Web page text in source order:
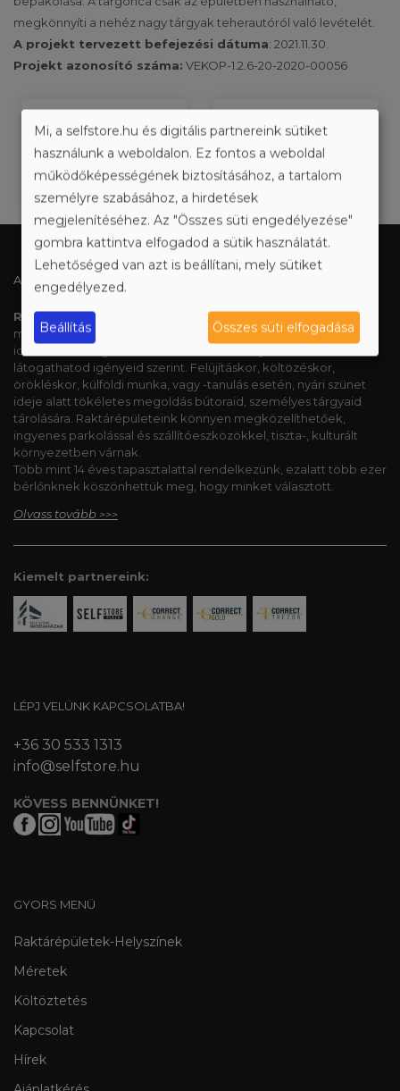
megkönnyíti a nehéz nagy tárgyak teherautóról való levételét.
A projekt tervezett befejezési dátuma: 2021.11.30.
Projekt azonosító száma: VEKOP-1.2.6-20-2020-00056
MODERN ÜZLETI ÉS
KIHÍVÁSOKHOZ
VALÓ
ALKALMAZKODÁST
SEGÍTŐ
FEJLESZTÉSEK
ENERGIA
HATÉKONYSÁGI
BERUHÁZÁS
A RAKTÁRBÉRLÉSRŐL
Raktár bérlés
Budapesten és Debrecenben
magánszemélyek és cégek számára, már 2 hetes bérlési
időtől. Önkiszolgáló raktáradat előzetes bejelentkezés nélkül
látogathatod igényeid szerint. Felújításkor, költözéskor,
örökléskor, külföldi munka, vagy -tanulás esetén, nyári szünet
ideje alatt tökéletes megoldás bútoraid, személyes tárgyaid
tárolására. Raktárépületeink könnyen megközelíthetőek,
ingyenes parkolással és szállítóeszközökkel, tiszta-, kulturált
környezetben várnak.
Több mint 14 éves tapasztalattal rendelkezünk, ezalatt több ezer
bérlőnknek köszönhettük meg, hogy minket választott.
Olvass tovább >>>
Kiemelt partnereink:
LÉPJ VELÜNK KAPCSOLATBA!
+36 30 533 1313
info@selfstore.hu
KÖVESS BENNÜNKET!
GYORS MENÜ
Raktárépületek-Helyszínek
Méretek
Költöztetés
Kapcsolat
Hírek
Mi, a selfstore.hu és digitális partnereink sütiket
használunk a weboldalon. Ez fontos a weboldal
működőképességének biztosításához, a tartalom
személyre szabásához, a hirdetések
megjelenítéséhez. Az "Összes süti engedélyezése"
gombra kattintva elfogadod a sütik használatát.
Lehetőséged van azt is beállítani, mely sütiket
engedélyezed.
Beállítás Összes süti elfogadása